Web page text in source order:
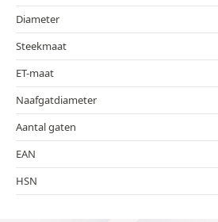
Diameter
Steekmaat
ET-maat
Naafgatdiameter
Aantal gaten
EAN
HSN